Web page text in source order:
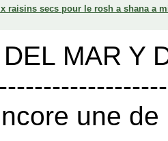
raisins secs pour le rosh a shana a
MAR Y
une